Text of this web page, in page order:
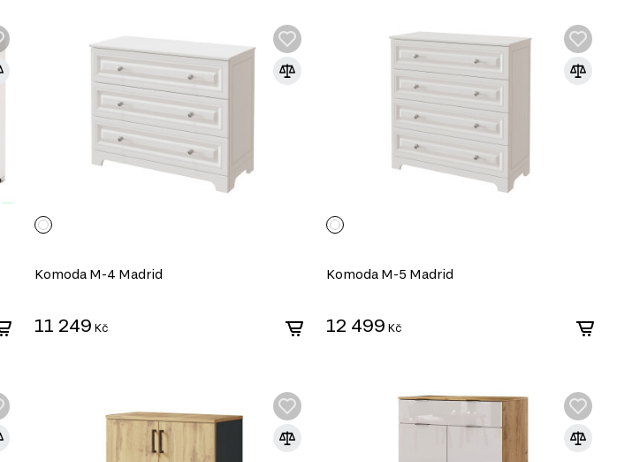
Komoda M-4 Madrid
11 249 Kč
Komoda M-5 Madrid
12 499 Kč